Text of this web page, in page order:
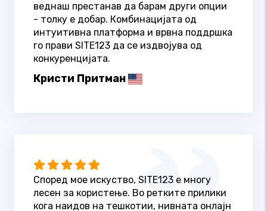
веднаш престанав да барам други опции
- толку е добар. Комбинацијата од
интуитивна платформа и врвна поддршка
го прави SITE123 да се издвојува од
конкуренцијата.
Кристи Притман
Според мое искуство, SITE123 е многу
лесен за користење. Во ретките прилики
кога наидов на тешкотии, нивната онлајн